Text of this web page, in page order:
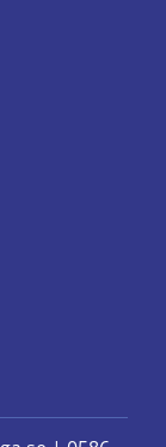
öppnas i
annan